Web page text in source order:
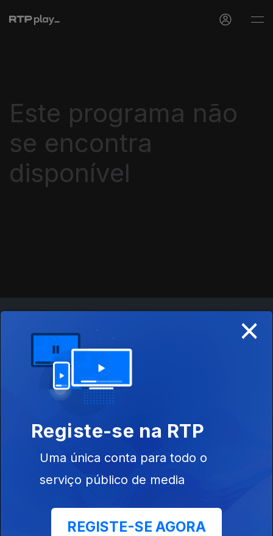
Este programa não
se encontra
disponível
Disponível para iOS, Android, Apple TV, Android TV e
×
Registe-se na RTP
Uma única conta para todo o
serviço público de media
REGISTE-SE AGORA